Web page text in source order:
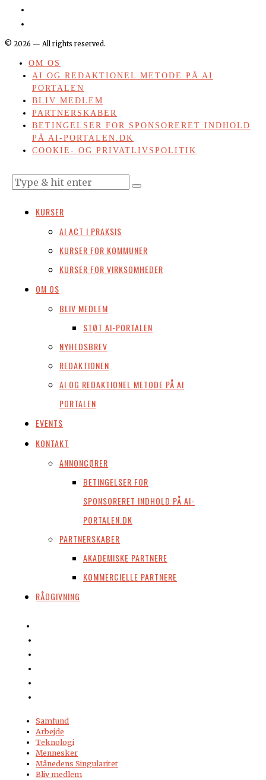
© 2026 — All rights reserved.
OM OS
AI OG REDAKTIONEL METODE PÅ AI
PORTALEN
BLIV MEDLEM
PARTNERSKABER
BETINGELSER FOR SPONSORERET INDHOLD
PÅ AI-PORTALEN.DK
COOKIE- OG PRIVATLIVSPOLITIK
KURSER
AI ACT I PRAKSIS
KURSER FOR KOMMUNER
KURSER FOR VIRKSOMHEDER
OM OS
BLIV MEDLEM
STØT AI-PORTALEN
NYHEDSBREV
REDAKTIONEN
AI OG REDAKTIONEL METODE PÅ AI
PORTALEN
EVENTS
KONTAKT
ANNONCØRER
BETINGELSER FOR
SPONSORERET INDHOLD PÅ AI-
PORTALEN.DK
PARTNERSKABER
AKADEMISKE PARTNERE
KOMMERCIELLE PARTNERE
RÅDGIVNING
Samfund
Arbejde
Teknologi
Mennesker
Månedens Singularitet
Bliv medlem